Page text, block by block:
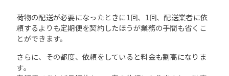
荷物の配送が必要になったときに1回、1回、配送業者に依
頼するよりも定期便を契約したほうが業務の手間も省くこ
とができます。
さらに、その都度、依頼をしていると料金も割高になりま
す。